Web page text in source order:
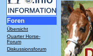
Foren
Übersicht
Quarter Horse-
Forum
Diskussionsforum